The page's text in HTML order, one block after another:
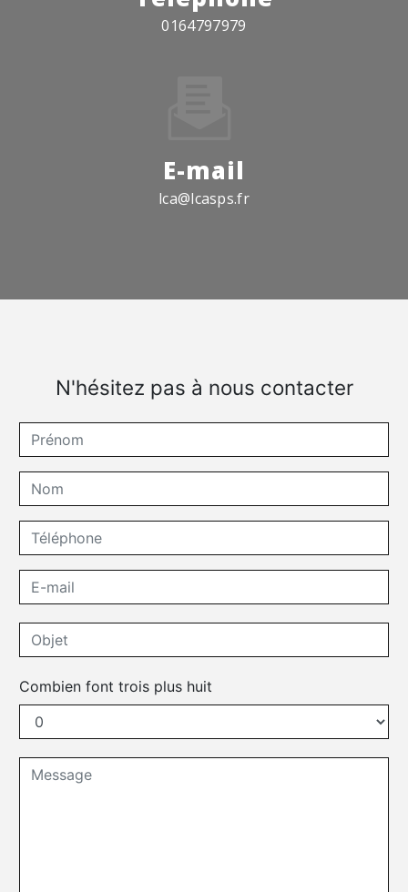
0164797979
E-mail
lca@lcasps.fr
N'hésitez pas à nous contacter
Combien font trois plus huit